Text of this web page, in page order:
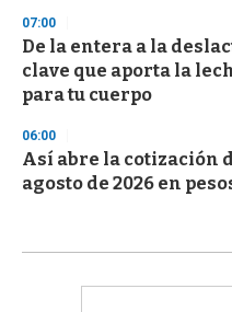
07:00
De la entera a la
clave que aporta la
para tu cuerpo
06:00
Así abre la cotización
agosto de 2026 en